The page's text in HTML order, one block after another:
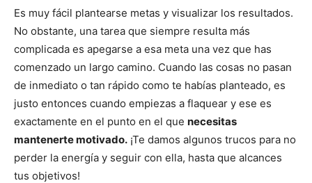
Es muy fácil plantearse metas y visualizar los resultados.
No obstante, una tarea que siempre resulta más
complicada es apegarse a esa meta una vez que has
comenzado un largo camino. Cuando las cosas no pasan
de inmediato o tan rápido como te habías planteado, es
justo entonces cuando empiezas a flaquear y ese es
exactamente en el punto en el que necesitas
mantenerte motivado. ¡Te damos algunos trucos para no
perder la energía y seguir con ella, hasta que alcances
tus objetivos!